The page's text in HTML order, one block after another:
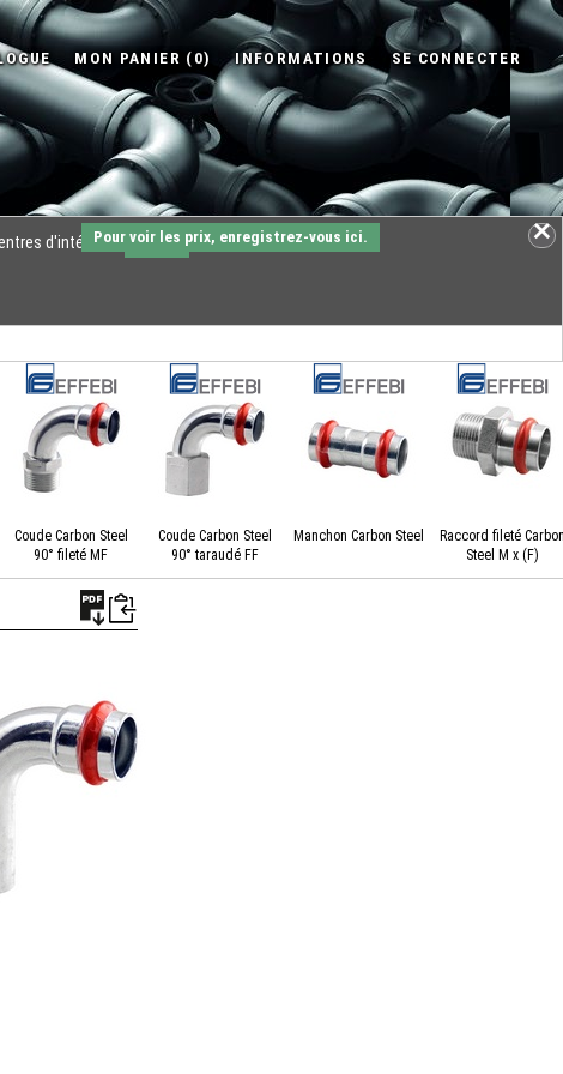
d'intérêts.
OK
Coude Carbon Steel
90° fileté MF
Coude Carbon Steel
90° taraudé FF
Manchon Carbon Steel
Raccord fileté
Steel M x (F)
Pour voir les prix, enregistrez-vous ici.